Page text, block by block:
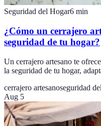
Seguridad del Hogar6 min
¿Cómo un cerrajero
seguridad de tu hogar?
Un cerrajero artesano te
la seguridad de tu hogar,
cerrajero artesanoseguridad
Aug 5